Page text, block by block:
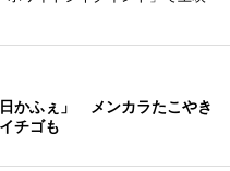
かふぇ」 メンカラたこやき
チゴも